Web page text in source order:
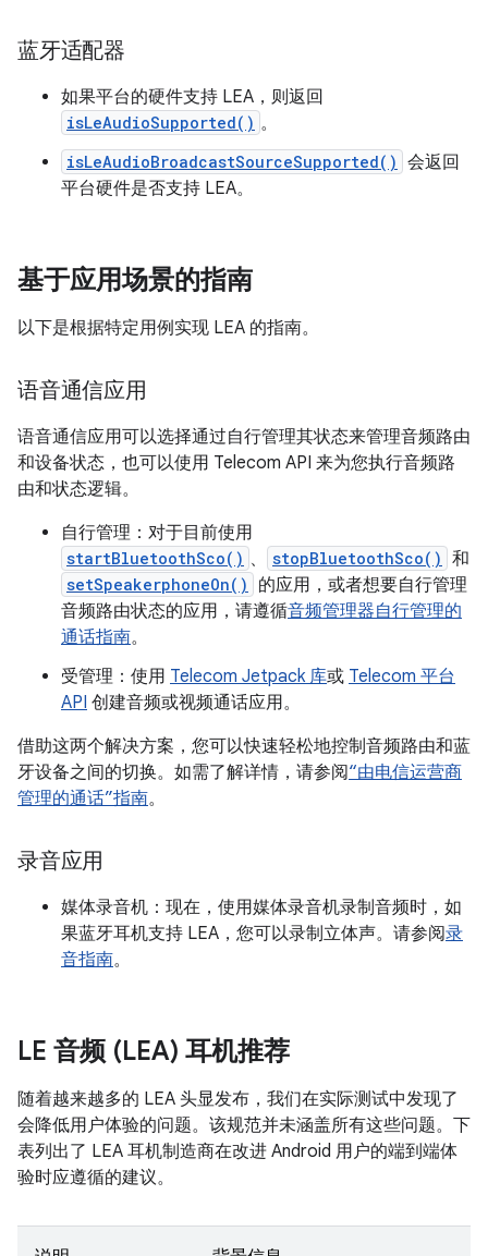
蓝牙适配器
如果平台的硬件支持 LEA，则返回
isLeAudioSupported() 。
isLeAudioBroadcastSourceSupported() 会返回
平台硬件是否支持 LEA。
基于应用场景的指南
以下是根据特定用例实现 LEA 的指南。
语音通信应用
语音通信应用可以选择通过自行管理其状态来管理音频路由
和设备状态，也可以使用 Telecom API 来为您执行音频路
由和状态逻辑。
自行管理：对于目前使用
startBluetoothSco() 、 stopBluetoothSco() 和
setSpeakerphoneOn()
的应用，或者想要自行管理
音频路由状态的应用，请遵循音频管理器自行管理的
通话指南。
受管理：使用 Telecom Jetpack 库或 Telecom 平台
API 创建音频或视频通话应用。
借助这两个解决方案，您可以快速轻松地控制音频路由和蓝
牙设备之间的切换。如需了解详情，请参阅“由电信运营商
管理的通话”指南。
录音应用
媒体录音机：现在，使用媒体录音机录制音频时，如
果蓝牙耳机支持 LEA，您可以录制立体声。请参阅录
音指南。
LE 音频 (LEA) 耳机推荐
随着越来越多的 LEA 头显发布，我们在实际测试中发现了
会降低用户体验的问题。该规范并未涵盖所有这些问题。下
表列出了 LEA 耳机制造商在改进 Android 用户的端到端体
验时应遵循的建议。